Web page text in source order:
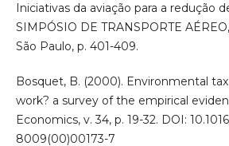
Iniciativas da aviação para a redução
SIMPÓSIO DE TRANSPORTE
São Paulo, p. 401-409.
Bosquet, B. (2000). Environmental
work? a survey of the empirical
Economics, v. 34, p. 19-32. DOI:
8009(00)00173-7